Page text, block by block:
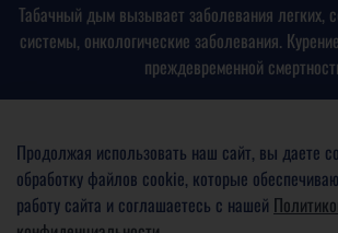
Табачный дым вызывает заболевания легких,
системы, онкологические заболевания.
преждевременной
окружающего табачного дыма, последствий
или потребления никотинсодержащей
Продолжая использовать наш сайт, вы даете
обработку файлов cookie, которые
работу сайта и соглашаетесь с нашей